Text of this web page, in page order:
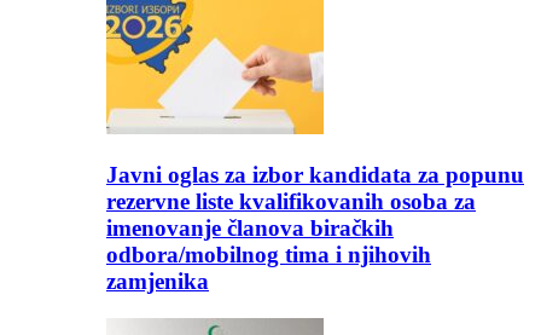
Javni oglas za izbor kandidata za popunu
rezervne liste kvalifikovanih osoba za
imenovanje članova biračkih
odbora/mobilnog tima i njihovih
zamjenika